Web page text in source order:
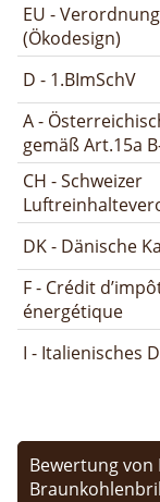
EU -
(Ökodesign)
D - 1.BImSchV
A -
gemäß Art.15a
CH - Schweizer
DK - Dänische
F - Crédit
énergétique
I - Italienisches
Bewertung